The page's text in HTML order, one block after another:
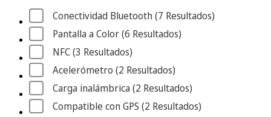
Conectividad Bluetooth (7 Resultados)
Pantalla a Color (6 Resultados)
NFC (3 Resultados)
Acelerómetro (2 Resultados)
Carga inalámbrica (2 Resultados)
Compatible con GPS (2 Resultados)